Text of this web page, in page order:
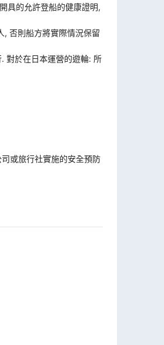
具的允許登船的健康證明,
, 否則船方將實際情況保留
對於在日本運營的遊輪: 所
或旅行社實施的安全預防